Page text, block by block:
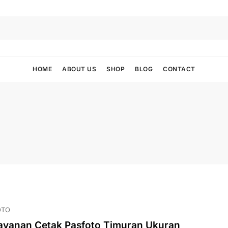
HOME ABOUT US SHOP BLOG CONTACT
Cetak Pasfoto Timuran Ukuran